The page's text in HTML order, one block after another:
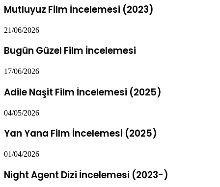
Mutluyuz Film İncelemesi (2023)
21/06/2026
Bugün Güzel Film İncelemesi
17/06/2026
Adile Naşit Film İncelemesi (2025)
04/05/2026
Yan Yana Film İncelemesi (2025)
01/04/2026
Night Agent Dizi İncelemesi (2023-)